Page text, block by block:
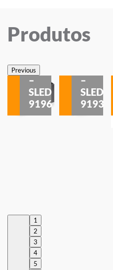
Produtos
PreviousSobrepor
–
SLED
9196
–
SLED
9193
1
2
3
4
5